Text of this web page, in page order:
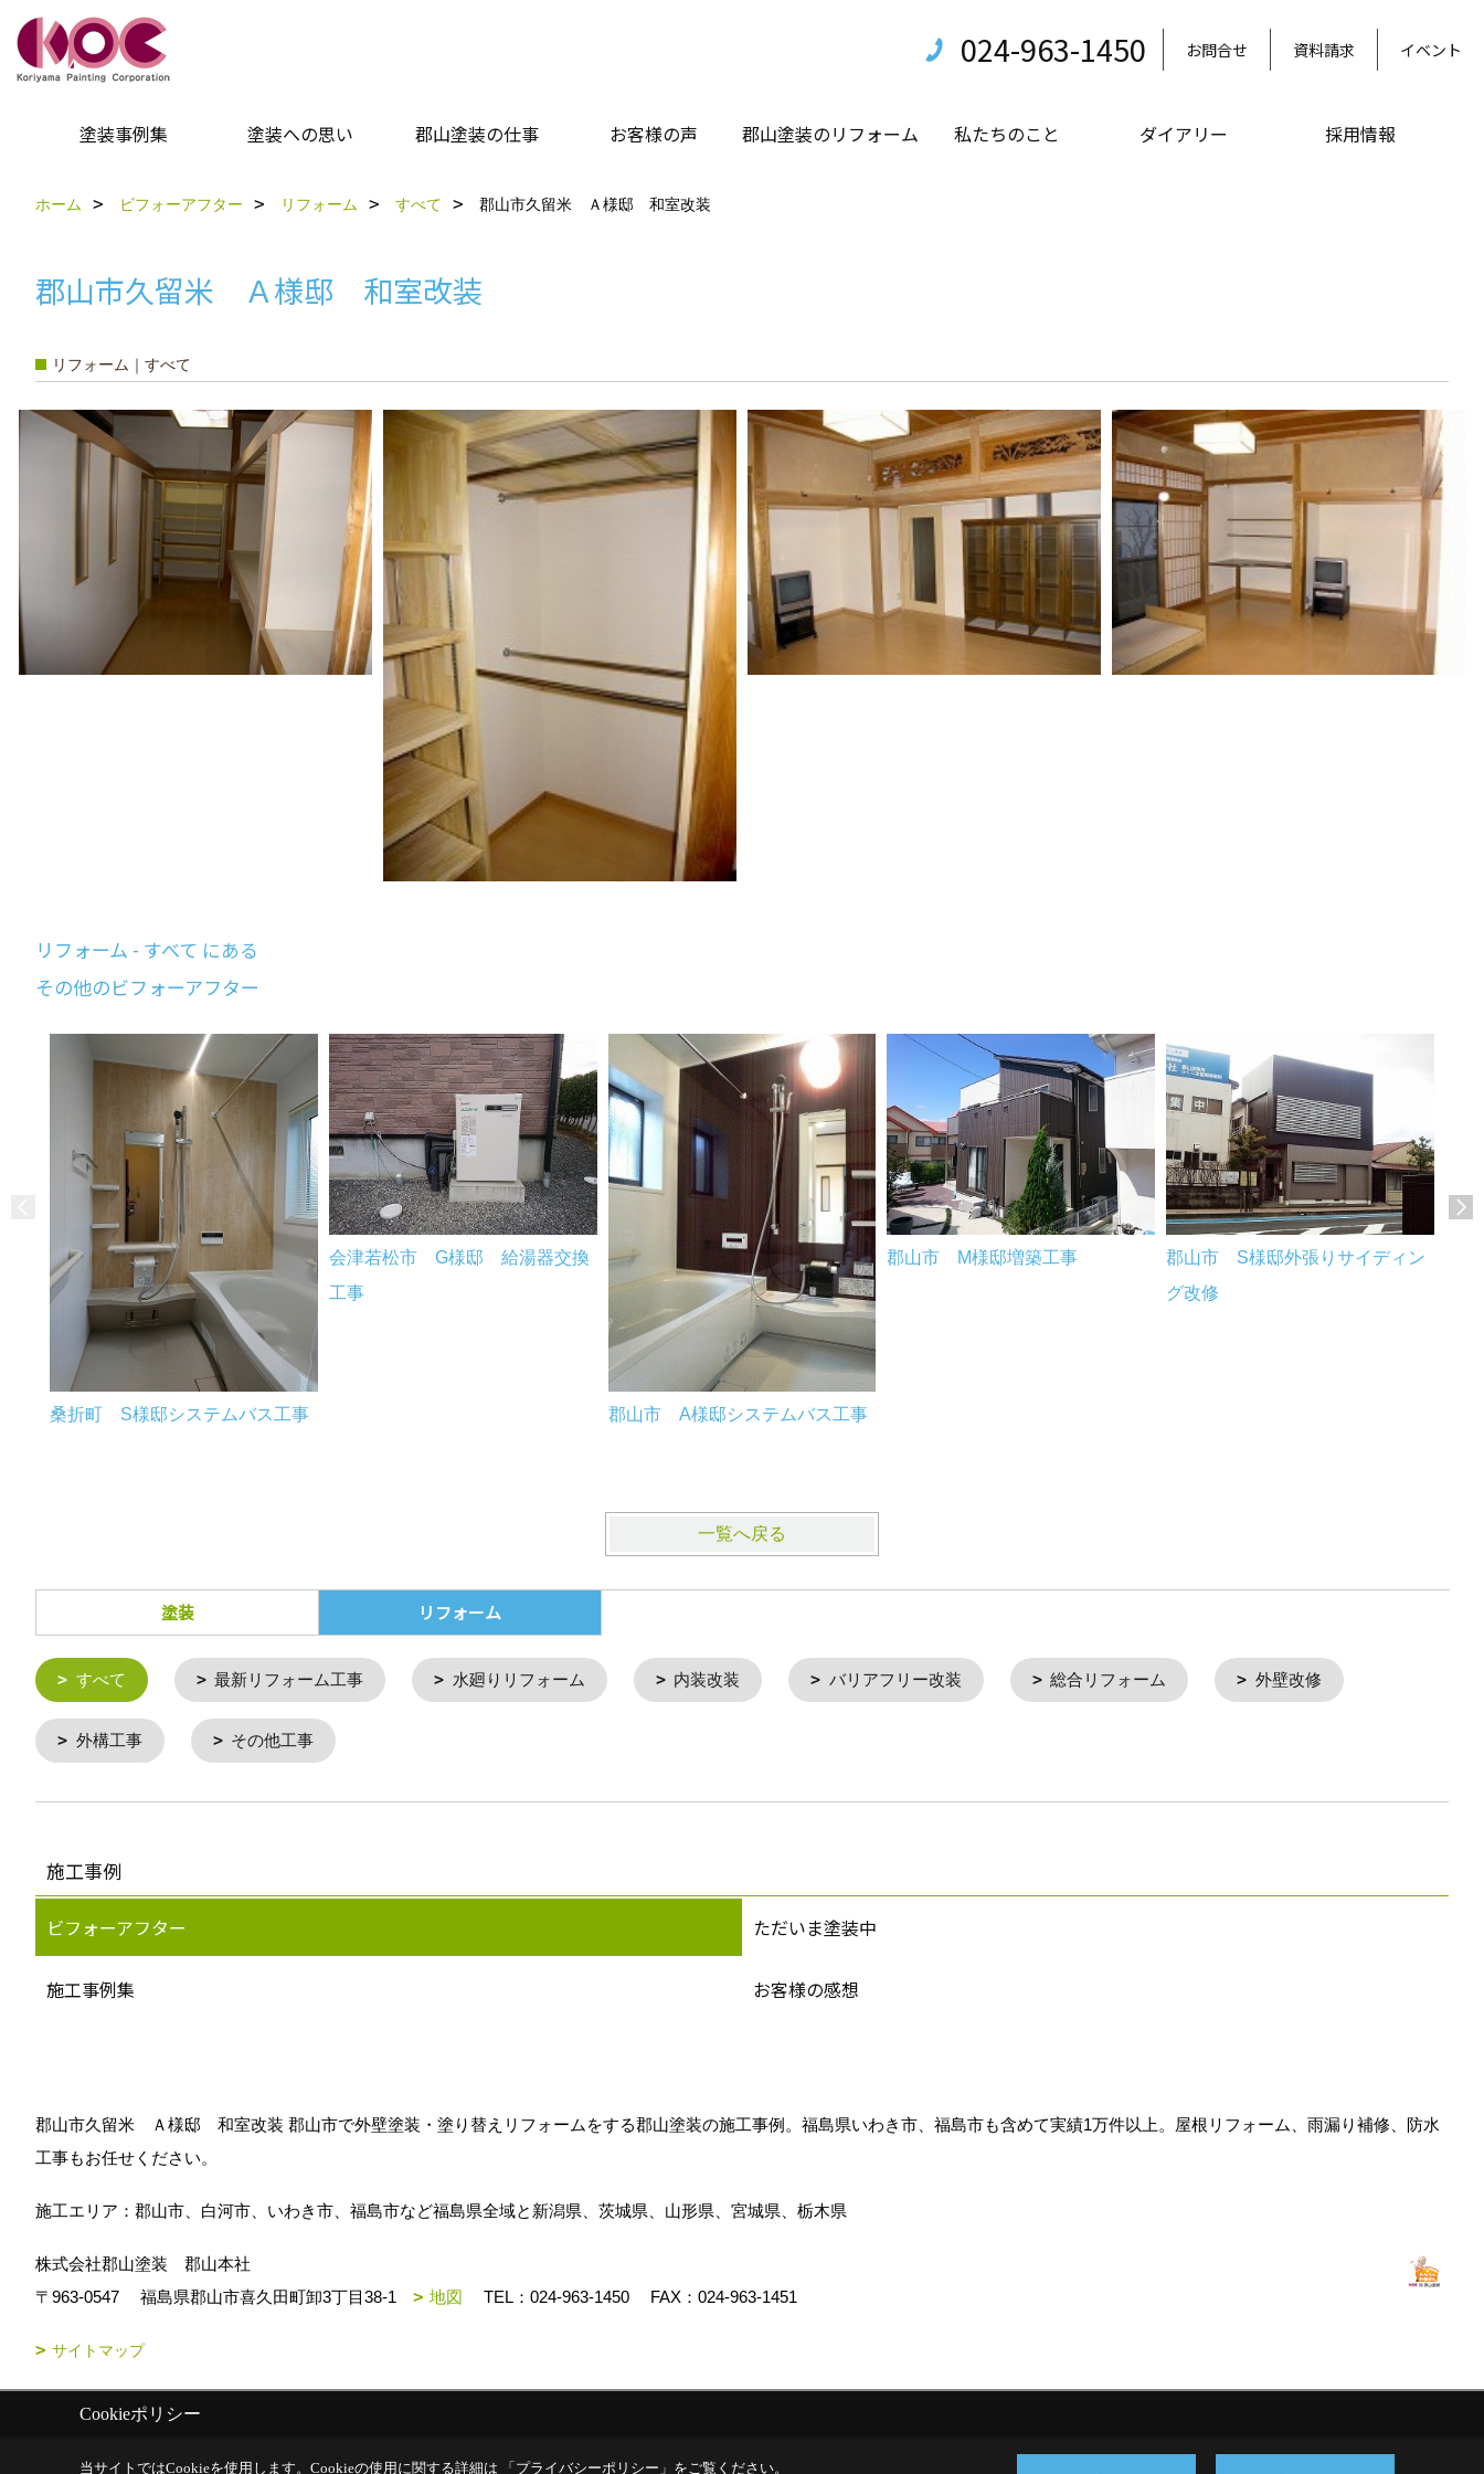
024-963-1450 お問合せ 資料請求 イベント
塗装事例集 塗装への思い 郡山塗装の仕事 お客様の声 郡山塗装のリフォーム 私たちのこと ダイアリー 採用情報
ホーム ビフォーアフター リフォーム すべて 郡山市久留米 Ａ様邸 和室改装
郡山市久留米 Ａ様邸 和室改装
リフォーム｜すべて
リフォーム - すべて にある
その他のビフォーアフター
桑折町 S様邸システムバス工事
会津若松市 G様邸 給湯器交換
工事
郡山市 A様邸システムバス工事
郡山市 M様邸増築工事
郡山市 S様邸外張りサイディン
グ改修
一覧へ戻る
塗装 リフォーム
すべて 最新リフォーム工事 水廻りリフォーム 内装改装 バリアフリー改装 総合リフォーム 外壁改修
外構工事 その他工事
施工事例
ビフォーアフター ただいま塗装中
施工事例集 お客様の感想
郡山市久留米 Ａ様邸 和室改装 郡山市で外壁塗装・塗り替えリフォームをする郡山塗装の施工事例。福島県いわき市、福島市も含めて実績1万件以上。屋根リフォーム、雨漏り補修、防水
工事もお任せください。
施工エリア：郡山市、白河市、いわき市、福島市など福島県全域と新潟県、茨城県、山形県、宮城県、栃木県
株式会社郡山塗装 郡山本社
〒963-0547
福島県郡山市喜久田町卸3丁目38-1 地図 TEL： 024-963-1450 FAX：024-963-1451
サイトマップ
Copyright (c) k-toso. All Rights Reserved.
Cookieポリシー
当サイトではCookieを使用します。 Cookieの使用に関する詳細は 「 プライバシーポリシー 」をご覧ください。